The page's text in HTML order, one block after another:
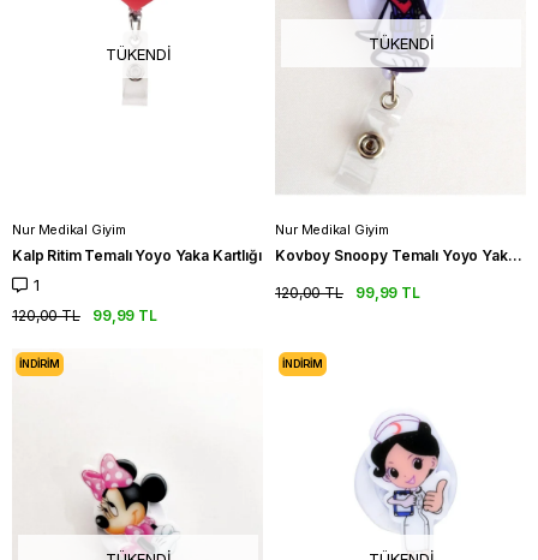
TÜKENDI
Nur Medikal Giyim
Kalp Ritim Temalı Yoyo Yaka Kartlığı
1
99,99 TL
120,00 TL
TÜKENDI
Nur Medikal Giyim
Kovboy Snoopy Temalı Yoyo Yaka Kartlığı
99,99 TL
120,00 TL
İNDIRIM İNDIRIM